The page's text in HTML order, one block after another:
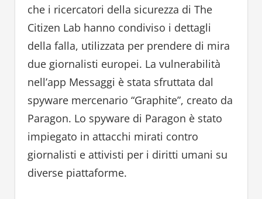
che i ricercatori della sicurezza di The
Citizen Lab hanno condiviso i dettagli
della falla, utilizzata per prendere di mira
due giornalisti europei. La vulnerabilità
nell’app Messaggi è stata sfruttata dal
spyware mercenario “Graphite”, creato da
Paragon. Lo spyware di Paragon è stato
impiegato in attacchi mirati contro
giornalisti e attivisti per i diritti umani su
diverse piattaforme.